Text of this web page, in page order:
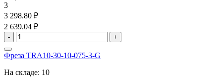
3
3 298.80 ₽
2 639.04 ₽
- +
Фреза TRA10-30-10-075-3-G
На складе: 10